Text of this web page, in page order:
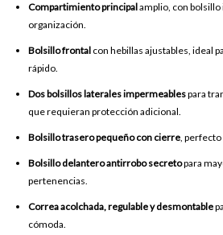
Compartimiento principalamplio, con
organización.
Bolsillo frontal con hebillas ajustables, ideal
rápido.
Dos bolsillos laterales impermeablespara
que requieran protección adicional.
Bolsillo trasero pequeño con cierre, perfecto
Bolsillo delantero antirrobo secretopara
pertenencias.
Correa acolchada, regulable y desmontable
cómoda.